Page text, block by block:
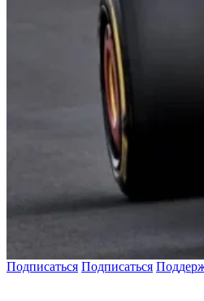
Подписаться Подписаться